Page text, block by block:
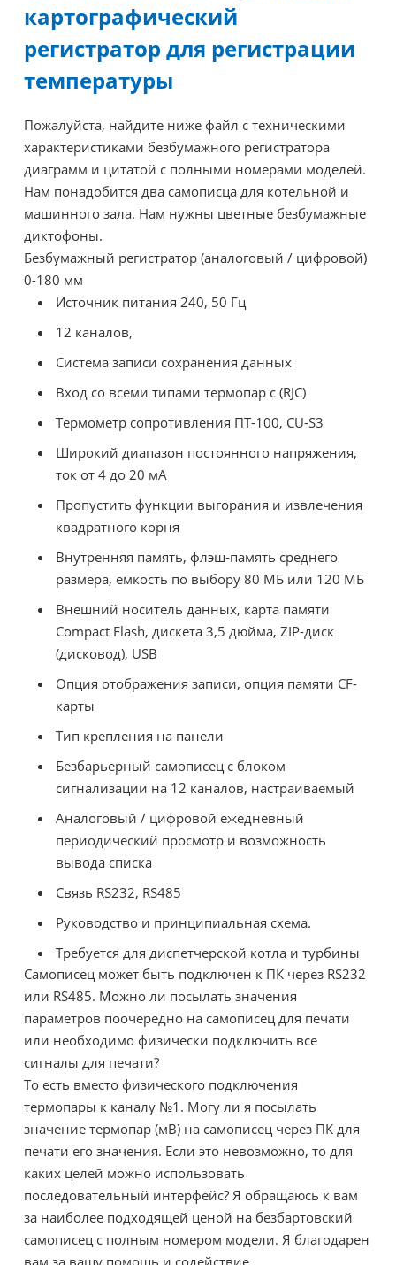
картографический
регистратор для регистрации
температуры
Пожалуйста, найдите ниже файл с техническими
характеристиками безбумажного регистратора
диаграмм и цитатой с полными номерами моделей.
Нам понадобится два самописца для котельной и
машинного зала. Нам нужны цветные безбумажные
диктофоны.
Безбумажный регистратор (аналоговый / цифровой)
0-180 мм
Источник питания 240, 50 Гц
12 каналов,
Система записи сохранения данных
Вход со всеми типами термопар с (RJC)
Термометр сопротивления ПТ-100, CU-S3
Широкий диапазон постоянного напряжения,
ток от 4 до 20 мА
Пропустить функции выгорания и извлечения
квадратного корня
Внутренняя память, флэш-память среднего
размера, емкость по выбору 80 МБ или 120 МБ
Внешний носитель данных, карта памяти
Compact Flash, дискета 3,5 дюйма, ZIP-диск
(дисковод), USB
Опция отображения записи, опция памяти CF-
карты
Тип крепления на панели
Безбарьерный самописец с блоком
сигнализации на 12 каналов, настраиваемый
Аналоговый / цифровой ежедневный
периодический просмотр и возможность
вывода списка
Связь RS232, RS485
Руководство и принципиальная схема.
Требуется для диспетчерской котла и турбины
Самописец может быть подключен к ПК через RS232
или RS485. Можно ли посылать значения
параметров поочередно на самописец для печати
или необходимо физически подключить все
сигналы для печати?
То есть вместо физического подключения
термопары к каналу №1. Могу ли я посылать
значение термопар (мВ) на самописец через ПК для
печати его значения. Если это невозможно, то для
каких целей можно использовать
последовательный интерфейс? Я обращаюсь к вам
за наиболее подходящей ценой на безбартовский
самописец с полным номером модели. Я благодарен
вам за вашу помощь и содействие.